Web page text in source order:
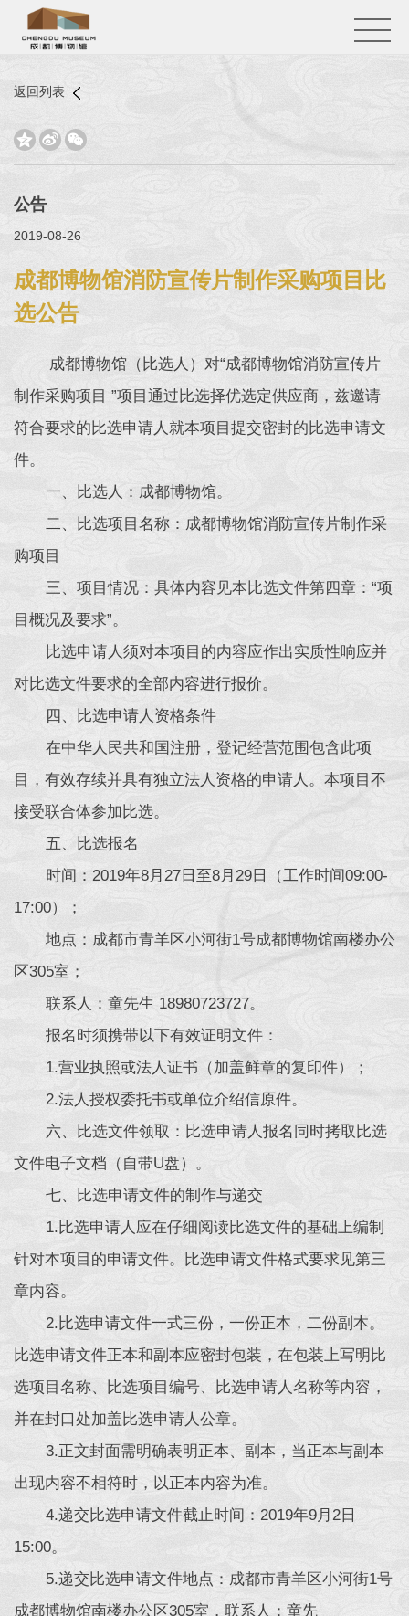
返回列表
  
公告
2019-08-26
成都博物馆消防宣传片制作采购项目比
选公告
成都博物馆（比选人）对“成都博物馆消防宣传片
制作采购项目 ”项目通过比选择优选定供应商，兹邀请
符合要求的比选申请人就本项目提交密封的比选申请文
件。
一、比选人：成都博物馆。
二、比选项目名称：成都博物馆消防宣传片制作采
购项目
三、项目情况：具体内容见本比选文件第四章：“项
目概况及要求”。
比选申请人须对本项目的内容应作出实质性响应并
对比选文件要求的全部内容进行报价。
四、比选申请人资格条件
在中华人民共和国注册，登记经营范围包含此项
目，有效存续并具有独立法人资格的申请人。本项目不
接受联合体参加比选。
五、比选报名
时间：2019年8月27日至8月29日（工作时间09:00-
17:00）；
地点：成都市青羊区小河街1号成都博物馆南楼办公
区305室；
联系人：童先生 18980723727。
报名时须携带以下有效证明文件：
1.营业执照或法人证书（加盖鲜章的复印件）；
2.法人授权委托书或单位介绍信原件。
六、比选文件领取：比选申请人报名同时拷取比选
文件电子文档（自带U盘）。
七、比选申请文件的制作与递交
1.比选申请人应在仔细阅读比选文件的基础上编制
针对本项目的申请文件。比选申请文件格式要求见第三
章内容。
2.比选申请文件一式三份，一份正本，二份副本。
比选申请文件正本和副本应密封包装，在包装上写明比
选项目名称、比选项目编号、比选申请人名称等内容，
并在封口处加盖比选申请人公章。
3.正文封面需明确表明正本、副本，当正本与副本
出现内容不相符时，以正本内容为准。
4.递交比选申请文件截止时间：2019年9月2日
15:00。
5.递交比选申请文件地点：成都市青羊区小河街1号
成都博物馆南楼办公区305室，联系人：童先